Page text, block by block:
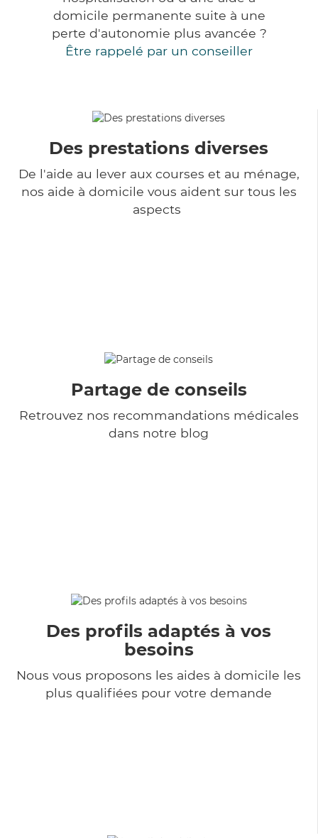
domicile permanente suite à une
perte d'autonomie plus avancée ?
Être rappelé par un conseiller
Des prestations diverses
De l'aide au lever aux courses et au ménage,
nos aide à domicile vous aident sur tous les
aspects
Partage de conseils
Retrouvez nos recommandations médicales
dans notre blog
Des profils adaptés à vos
besoins
Nous vous proposons les aides à domicile les
plus qualifiées pour votre demande